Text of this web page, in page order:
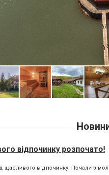
відпочинку розпочато!
щасливого відпочинку. Почали з